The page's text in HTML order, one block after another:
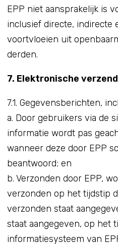
EPP niet aansprakelijk is
inclusief directe, indirecte
voortvloeien uit
derden.
7. Elektronische
7.1. Gegevensberichten,
a. Door gebruikers via de
informatie wordt pas
wanneer deze door EPP
beantwoord; en
b. Verzonden door EPP,
verzonden op het tijdstip
verzonden staat
staat aangegeven, op het
informatiesysteem van